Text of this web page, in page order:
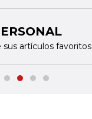
artículos favoritos